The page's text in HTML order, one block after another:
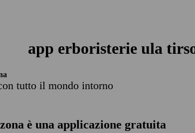
app erboristerie ula
tutto il mondo intorno
è una applicazione gratuita